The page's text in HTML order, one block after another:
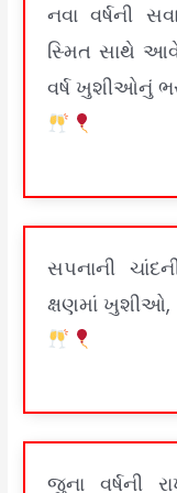
નવા વર્ષની
સ્મિત સાથે
વર્ષ ખુશીઓનું
સપનાની
ક્ષણમાં ખુશીઓ,
જુના વર્ષની